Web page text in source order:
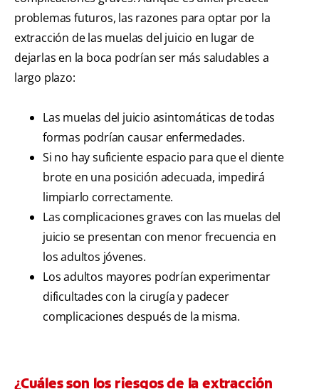
problemas futuros, las razones para optar por la
extracción de las muelas del juicio en lugar de
dejarlas en la boca podrían ser más saludables a
largo plazo:
Las muelas del juicio asintomáticas de todas
formas podrían causar enfermedades.
Si no hay suficiente espacio para que el diente
brote en una posición adecuada, impedirá
limpiarlo correctamente.
Las complicaciones graves con las muelas del
juicio se presentan con menor frecuencia en
los adultos jóvenes.
Los adultos mayores podrían experimentar
dificultades con la cirugía y padecer
complicaciones después de la misma.
¿Cuáles son los riesgos de la extracción